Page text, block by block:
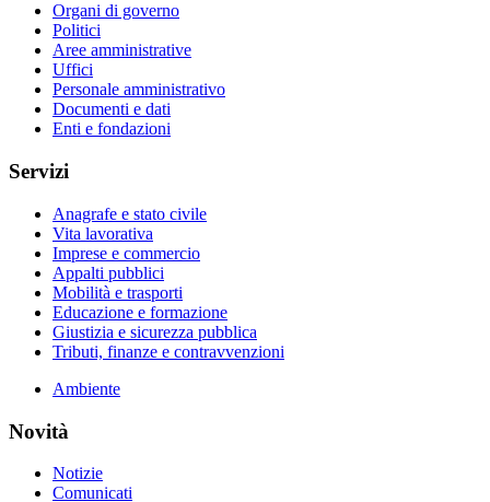
Organi di governo
Politici
Aree amministrative
Uffici
Personale amministrativo
Documenti e dati
Enti e fondazioni
Servizi
Anagrafe e stato civile
Vita lavorativa
Imprese e commercio
Appalti pubblici
Mobilità e trasporti
Educazione e formazione
Giustizia e sicurezza pubblica
Tributi, finanze e contravvenzioni
Ambiente
Novità
Notizie
Comunicati